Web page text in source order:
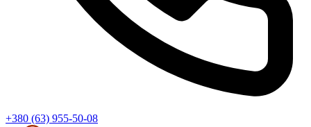
+380 (63) 955-50-08